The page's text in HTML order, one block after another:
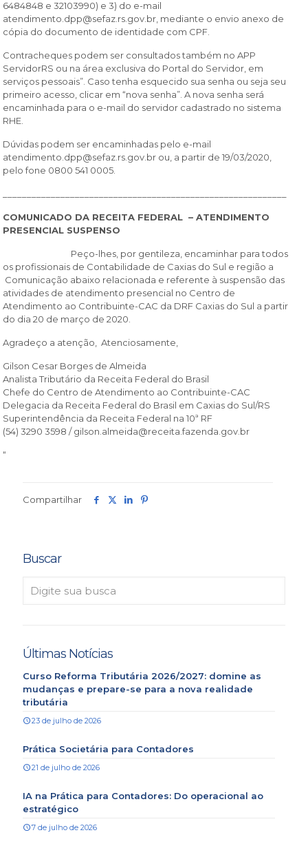
6484848 e 32103990) e 3) do e-mail
atendimento.dpp@sefaz.rs.gov.br, mediante o envio anexo de
cópia do documento de identidade com CPF.
Contracheques podem ser consultados também no APP
ServidorRS ou na área exclusiva do Portal do Servidor, em
serviços pessoais”. Caso tenha esquecido sua senha ou seja seu
primeiro acesso, clicar em “nova senha”. A nova senha será
encaminhada para o e-mail do servidor cadastrado no sistema
RHE.
Dúvidas podem ser encaminhadas pelo e-mail
atendimento.dpp@sefaz.rs.gov.br ou, a partir de 19/03/2020,
pelo fone 0800 541 0005.
COMUNICADO DA RECEITA FEDERAL – ATENDIMENTO
PRESENCIAL SUSPENSO
Peço-lhes, por gentileza, encaminhar para todos
os profissionais de Contabilidade de Caxias do Sul e região a
Comunicação abaixo relacionada e referente à suspensão das
atividades de atendimento presencial no Centro de
Atendimento ao Contribuinte-CAC da DRF Caxias do Sul a partir
do dia 20 de março de 2020.
Agradeço a atenção, Atenciosamente,
Gilson Cesar Borges de Almeida
Analista Tributário da Receita Federal do Brasil
Chefe do Centro de Atendimento ao Contribuinte-CAC
Delegacia da Receita Federal do Brasil em Caxias do Sul/RS
Superintendência da Receita Federal na 10ª RF
(54) 3290 3598 / gilson.almeida@receita.fazenda.gov.br
“
Compartilhar
Buscar
Últimas Notícias
Curso Reforma Tributária 2026/2027: domine as
mudanças e prepare-se para a nova realidade
tributária
23 de julho de 2026
Prática Societária para Contadores
21 de julho de 2026
IA na Prática para Contadores: Do operacional ao
estratégico
7 de julho de 2026